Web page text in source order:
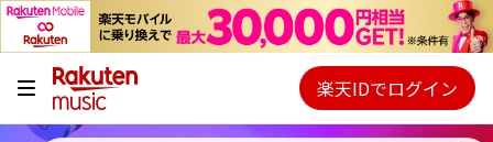
キャンペーン
料金プラン Webプレイヤー
楽天IDでログイン